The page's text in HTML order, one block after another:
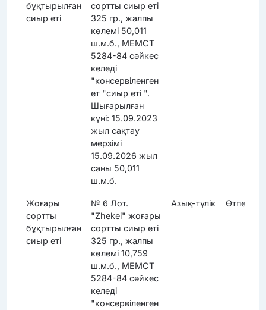
бұқтырылған
сиыр еті
сортты сиыр еті
325 гр., жалпы
көлемі 50,011
ш.м.б., МЕМСТ
5284-84 сәйкес
келеді
"консервіленген
ет "сиыр еті ".
Шығарылған
күні: 15.09.2023
жыл сақтау
мерзімі
15.09.2026 жыл
саны 50,011
ш.м.б.
Жоғары
сортты
бұқтырылған
сиыр еті
№ 6 Лот.
"Zhekei" жоғары
сортты сиыр еті
325 гр., жалпы
көлемі 10,759
ш.м.б., МЕМСТ
5284-84 сәйкес
келеді
"консервіленген
Азық-түлік Өтпеді